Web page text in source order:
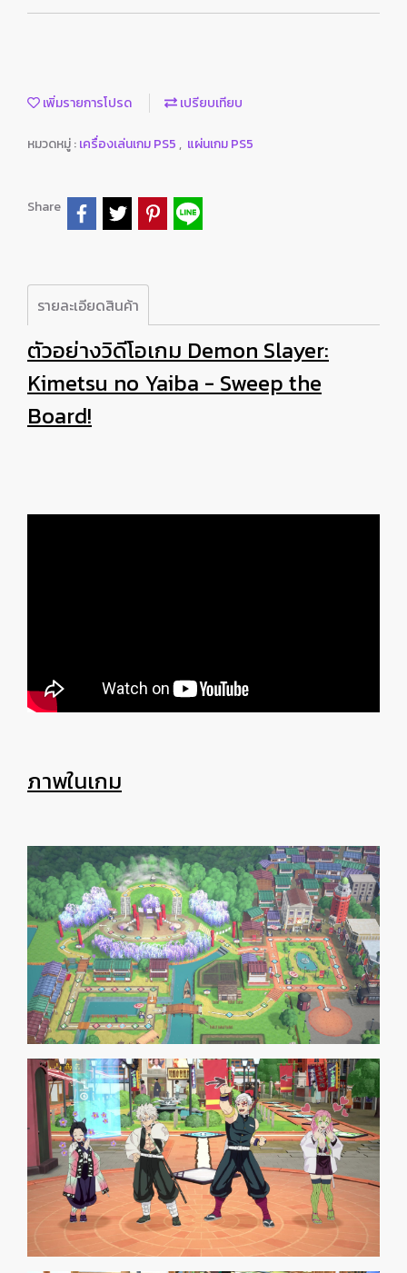
เพิ่มรายการโปรด เปรียบเทียบ
หมวดหมู่ :เครื่องเล่นเกม PS5 , แผ่นเกม PS5
Share
รายละเอียดสินค้า
ตัวอย่างวิดีโอเกม Demon Slayer:
Kimetsu no Yaiba - Sweep the
Board!
ภาพในเกม